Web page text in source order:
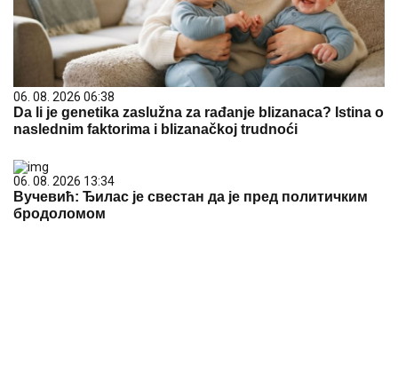
06. 08. 2026 06:38
Da li je genetika zaslužna za rađanje blizanaca? Istina o
naslednim faktorima i blizanačkoj trudnoći
06. 08. 2026 13:34
Вучевић: Ђилас је свестан да је пред политичким
бродоломом